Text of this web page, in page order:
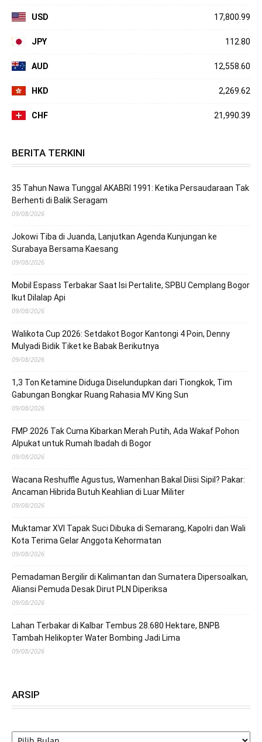
USD 17,800.99
JPY 112.80
AUD 12,558.60
HKD 2,269.62
CHF 21,990.39
BERITA TERKINI
35 Tahun Nawa Tunggal AKABRI 1991: Ketika Persaudaraan Tak
Berhenti di Balik Seragam
09/08/2026
Jokowi Tiba di Juanda, Lanjutkan Agenda Kunjungan ke
Surabaya Bersama Kaesang
09/08/2026
Mobil Espass Terbakar Saat Isi Pertalite, SPBU Cemplang Bogor
Ikut Dilalap Api
09/08/2026
Walikota Cup 2026: Setdakot Bogor Kantongi 4 Poin, Denny
Mulyadi Bidik Tiket ke Babak Berikutnya
09/08/2026
1,3 Ton Ketamine Diduga Diselundupkan dari Tiongkok, Tim
Gabungan Bongkar Ruang Rahasia MV King Sun
09/08/2026
FMP 2026 Tak Cuma Kibarkan Merah Putih, Ada Wakaf Pohon
Alpukat untuk Rumah Ibadah di Bogor
09/08/2026
Wacana Reshuffle Agustus, Wamenhan Bakal Diisi Sipil? Pakar:
Ancaman Hibrida Butuh Keahlian di Luar Militer
09/08/2026
Muktamar XVI Tapak Suci Dibuka di Semarang, Kapolri dan Wali
Kota Terima Gelar Anggota Kehormatan
09/08/2026
Pemadaman Bergilir di Kalimantan dan Sumatera Dipersoalkan,
Aliansi Pemuda Desak Dirut PLN Diperiksa
09/08/2026
Lahan Terbakar di Kalbar Tembus 28.680 Hektare, BNPB
Tambah Helikopter Water Bombing Jadi Lima
09/08/2026
ARSIP
ARSIP